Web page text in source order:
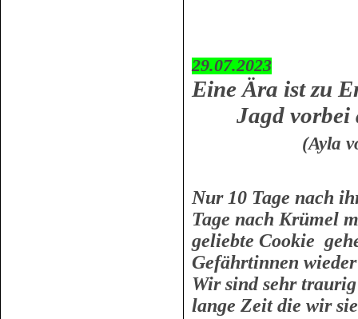
29.07.2023
Eine Ära ist zu
Jagd vorbei
(Ayla von
Nur 10 Tage nach
Tage nach Krümel
geliebte Cookie
Gefährtinnen
Wir sind sehr
lange Zeit die wir